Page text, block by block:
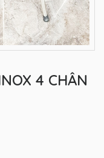
4 CHÂN